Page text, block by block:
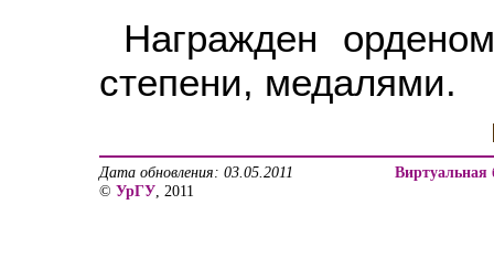
Награжден
степени, медалями.
Дата обновления: 03.05.2011
© УрГУ , 2011
Виртуальная